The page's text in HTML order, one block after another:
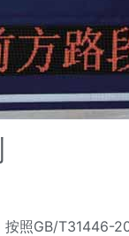
按照GB/T31446-